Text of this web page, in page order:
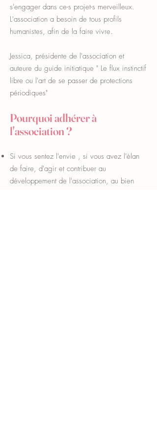
s'engager dans ce-s projet-s merveilleux.
L'association a besoin de tous profils
humanistes, afin de la faire vivre.
Jessica, présidente de l'association et
auteure du guide initiatique " Le flux instinctif
libre ou l'art de se passer de protections
périodiques"
Pourquoi adhérer à
l'association ?
Si vous sentez l'envie , si vous avez l'élan
de faire, d'agir et contribuer au
développement de l'association, au bien